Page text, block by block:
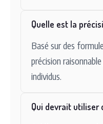
Quelle est la
Basé sur des
précision
individus.
Qui devrait utiliser